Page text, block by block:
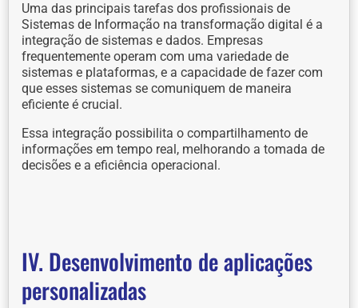
Uma das principais tarefas dos profissionais de
Sistemas de Informação na transformação digital é a
integração de sistemas e dados. Empresas
frequentemente operam com uma variedade de
sistemas e plataformas, e a capacidade de fazer com
que esses sistemas se comuniquem de maneira
eficiente é crucial.
Essa integração possibilita o compartilhamento de
informações em tempo real, melhorando a tomada de
decisões e a eficiência operacional.
IV. Desenvolvimento de aplicações
personalizadas